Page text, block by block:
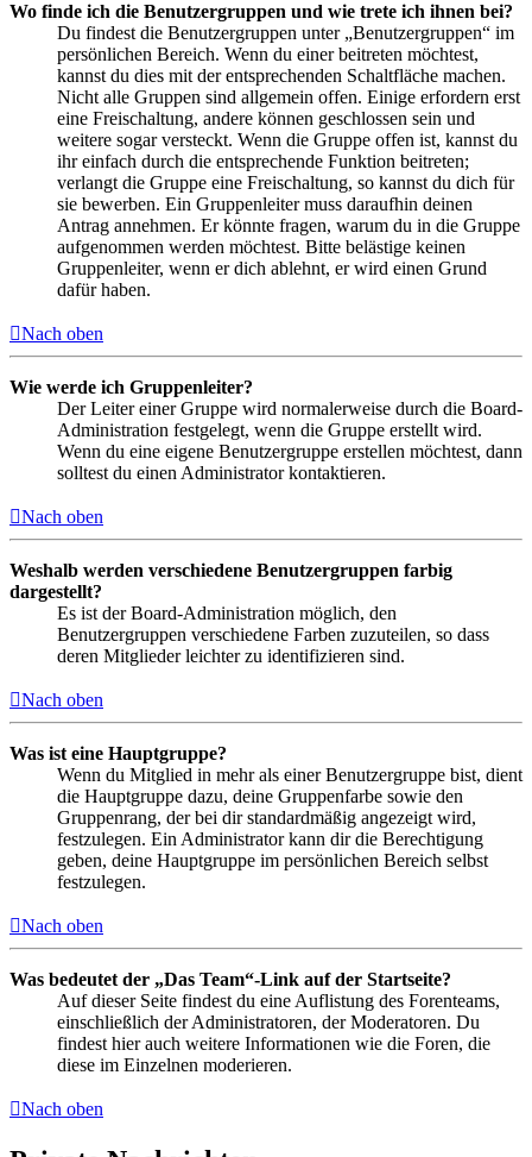
Wo finde ich die Benutzergruppen und wie trete ich ihnen bei?
Du findest die Benutzergruppen unter „Benutzergruppen“ im
persönlichen Bereich. Wenn du einer beitreten möchtest,
kannst du dies mit der entsprechenden Schaltfläche machen.
Nicht alle Gruppen sind allgemein offen. Einige erfordern erst
eine Freischaltung, andere können geschlossen sein und
weitere sogar versteckt. Wenn die Gruppe offen ist, kannst du
ihr einfach durch die entsprechende Funktion beitreten;
verlangt die Gruppe eine Freischaltung, so kannst du dich für
sie bewerben. Ein Gruppenleiter muss daraufhin deinen
Antrag annehmen. Er könnte fragen, warum du in die Gruppe
aufgenommen werden möchtest. Bitte belästige keinen
Gruppenleiter, wenn er dich ablehnt, er wird einen Grund
dafür haben.
Nach oben
Wie werde ich Gruppenleiter?
Der Leiter einer Gruppe wird normalerweise durch die Board-
Administration festgelegt, wenn die Gruppe erstellt wird.
Wenn du eine eigene Benutzergruppe erstellen möchtest, dann
solltest du einen Administrator kontaktieren.
Nach oben
Weshalb werden verschiedene Benutzergruppen farbig
dargestellt?
Es ist der Board-Administration möglich, den
Benutzergruppen verschiedene Farben zuzuteilen, so dass
deren Mitglieder leichter zu identifizieren sind.
Nach oben
Was ist eine Hauptgruppe?
Wenn du Mitglied in mehr als einer Benutzergruppe bist, dient
die Hauptgruppe dazu, deine Gruppenfarbe sowie den
Gruppenrang, der bei dir standardmäßig angezeigt wird,
festzulegen. Ein Administrator kann dir die Berechtigung
geben, deine Hauptgruppe im persönlichen Bereich selbst
festzulegen.
Nach oben
Was bedeutet der „Das Team“-Link auf der Startseite?
Auf dieser Seite findest du eine Auflistung des Forenteams,
einschließlich der Administratoren, der Moderatoren. Du
findest hier auch weitere Informationen wie die Foren, die
diese im Einzelnen moderieren.
Nach oben